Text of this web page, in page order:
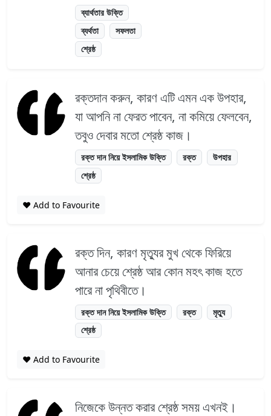
ব্যার্থতার উক্তি
ব্যর্থতা
সফলতা
শ্রেষ্ঠ
রক্তদান করুন, কারণ এটি এমন এক উপহার,
যা আপনি না ফেরত পাবেন, না কমিয়ে ফেলবেন,
তবুও দেবার মতো শ্রেষ্ঠ কাজ।
রক্ত দান নিয়ে ইসলামিক উক্তি রক্ত
উপহার
শ্রেষ্ঠ
❤️ Add to Favourite
রক্ত দিন, কারণ মৃত্যুর মুখ থেকে ফিরিয়ে
আনার চেয়ে শ্রেষ্ঠ আর কোন মহৎ কাজ হতে
পারে না পৃথিবীতে।
রক্ত দান নিয়ে ইসলামিক উক্তি রক্ত
মৃত্যু
শ্রেষ্ঠ
❤️ Add to Favourite
নিজেকে উন্নত করার শ্রেষ্ঠ সময় এখনই।